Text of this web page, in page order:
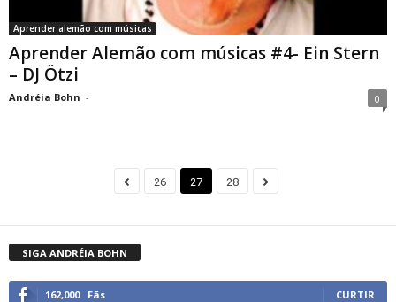
Aprender alemão com músicas
Aprender Alemão com músicas #4- Ein Stern
– DJ Ötzi
Andréia Bohn - 0
26 27 28
SIGA ANDRÉIA BOHN
162,000 Fãs CURTIR